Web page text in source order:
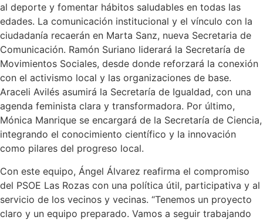
al deporte y fomentar hábitos saludables en todas las
edades. La comunicación institucional y el vínculo con la
ciudadanía recaerán en Marta Sanz, nueva Secretaria de
Comunicación. Ramón Suriano liderará la Secretaría de
Movimientos Sociales, desde donde reforzará la conexión
con el activismo local y las organizaciones de base.
Araceli Avilés asumirá la Secretaría de Igualdad, con una
agenda feminista clara y transformadora. Por último,
Mónica Manrique se encargará de la Secretaría de Ciencia,
integrando el conocimiento científico y la innovación
como pilares del progreso local.
Con este equipo, Ángel Álvarez reafirma el compromiso
del PSOE Las Rozas con una política útil, participativa y al
servicio de los vecinos y vecinas. “Tenemos un proyecto
claro y un equipo preparado. Vamos a seguir trabajando